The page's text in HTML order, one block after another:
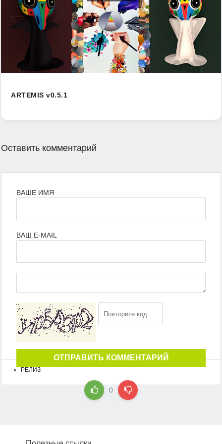
РЕЛИЗ
0
ARTEMIS v0.5.1
Оставить комментарий
ВАШЕ ИМЯ
ВАШ E-MAIL
ОТПРАВИТЬ КОММЕНТАРИЙ